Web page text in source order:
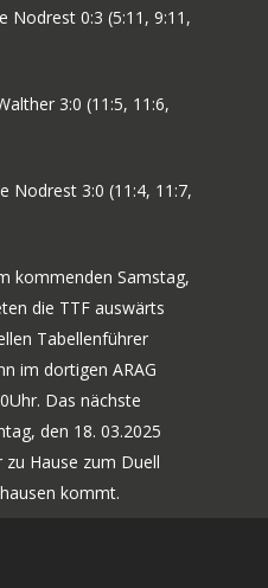
Nodrest 0:3 (5:11, 9:11,
3:0 (11:5, 11:6,
Nodrest 3:0 (11:4, 11:7,
kommenden Samstag,
die TTF auswärts
Tabellenführer
im dortigen ARAG
Das nächste
den 18. 03.2025
Hause zum Duell
kommt.